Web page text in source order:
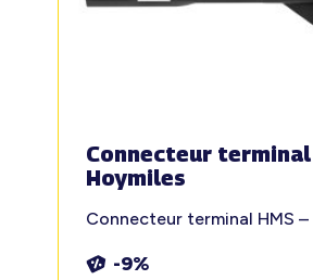
Connecteur terminal
Hoymiles
Connecteur terminal HMS –
-9%